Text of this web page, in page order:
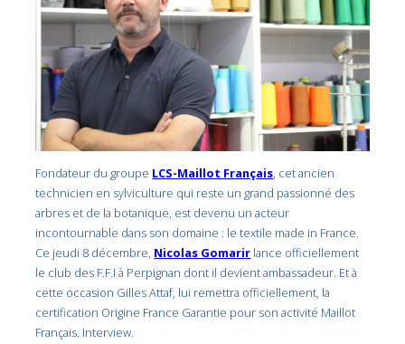
Fondateur du groupe LCS-Maillot Français, cet ancien
technicien en sylviculture qui reste un grand passionné des
arbres et de la botanique, est devenu un acteur
incontournable dans son domaine : le textile made in France.
Ce jeudi 8 décembre, Nicolas Gomarir lance officiellement
le club des F.F.I à Perpignan dont il devient ambassadeur. Et à
cette occasion Gilles Attaf, lui remettra officiellement, la
certification Origine France Garantie pour son activité Maillot
Français. Interview.